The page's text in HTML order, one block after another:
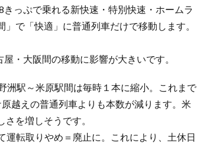
っぷで乗れる新快速・特別快速・ホームラ
で「快適」に普通列車だけで移動します。
・大阪間の移動に影響が大きいです。
洲駅～米原駅間は毎時１本に縮小。これまで
越えの普通列車よりも本数が減ります。米
を増しそうです。
運転取りやめ＝廃止に。これにより、土休日